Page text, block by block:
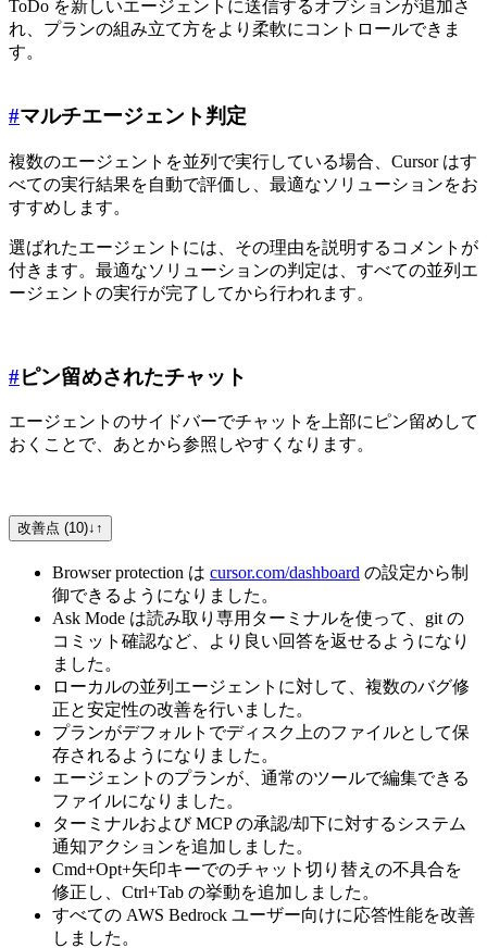
ToDo を新しいエージェントに送信するオプションが追加さ
れ、プランの組み立て方をより柔軟にコントロールできま
す。
#マルチエージェント判定
複数のエージェントを並列で実行している場合、Cursor はす
べての実行結果を自動で評価し、最適なソリューションをお
すすめします。
選ばれたエージェントには、その理由を説明するコメントが
付きます。最適なソリューションの判定は、すべての並列エ
ージェントの実行が完了してから行われます。
#ピン留めされたチャット
エージェントのサイドバーでチャットを上部にピン留めして
おくことで、あとから参照しやすくなります。
改善点 (10)↓ ↑
Browser protection は cursor.com/dashboard の設定から制
御できるようになりました。
Ask Mode は読み取り専用ターミナルを使って、git の
コミット確認など、より良い回答を返せるようになり
ました。
ローカルの並列エージェントに対して、複数のバグ修
正と安定性の改善を行いました。
プランがデフォルトでディスク上のファイルとして保
存されるようになりました。
エージェントのプランが、通常のツールで編集できる
ファイルになりました。
ターミナルおよび MCP の承認/却下に対するシステム
通知アクションを追加しました。
Cmd+Opt+矢印キーでのチャット切り替えの不具合を
修正し、Ctrl+Tab の挙動を追加しました。
すべての AWS Bedrock ユーザー向けに応答性能を改善
しました。